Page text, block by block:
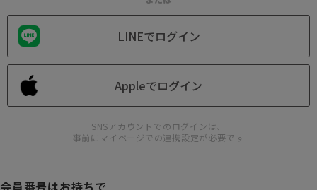
LINEでログイン
Appleでログイン
SNSアカウントでのログインは、
事前にマイページでの連携設定が必要です
会員番号はお持ちで